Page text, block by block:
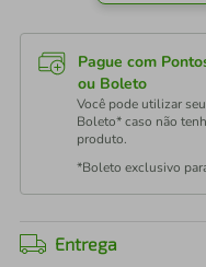
Pague com
ou Boleto
Você pode utilizar
Boleto* caso não
produto.
*Boleto exclusivo
Entrega